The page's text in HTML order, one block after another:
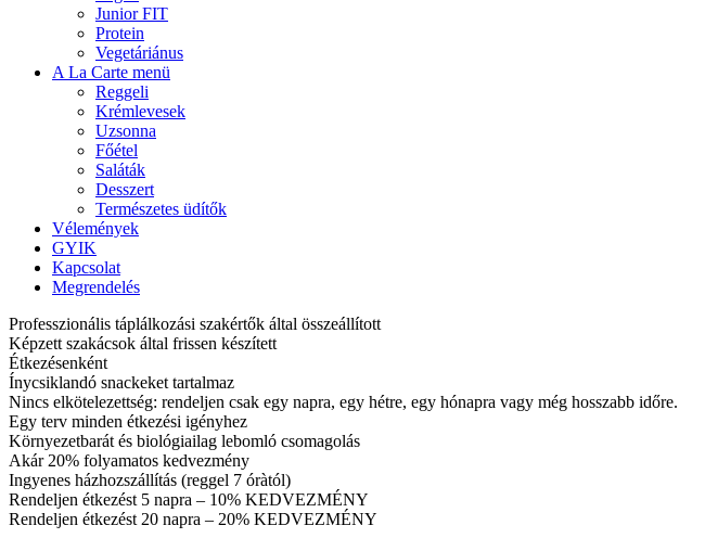
Junior FIT
Protein
Vegetáriánus
A La Carte menü
Reggeli
Krémlevesek
Uzsonna
Főétel
Saláták
Desszert
Természetes üdítők
Vélemények
GYIK
Kapcsolat
Megrendelés
Professzionális táplálkozási szakértők által összeállított
Képzett szakácsok által frissen készített
Étkezésenként
Ínycsiklandó snackeket tartalmaz
Nincs elkötelezettség: rendeljen csak egy napra, egy hétre, egy hónapra vagy még hosszabb időre.
Egy terv minden étkezési igényhez
Környezetbarát és biológiailag lebomló csomagolás
Akár 20% folyamatos kedvezmény
Ingyenes házhozszállítás (reggel 7 óràtól)
Rendeljen étkezést 5 napra – 10% KEDVEZMÉNY
Rendeljen étkezést 20 napra – 20% KEDVEZMÉNY